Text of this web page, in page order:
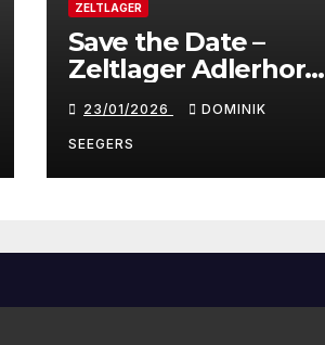
ZELTLAGER
Save the Date –
Zeltlager Adlerhorst
2026
23/01/2026 DOMINIK
SEEGERS